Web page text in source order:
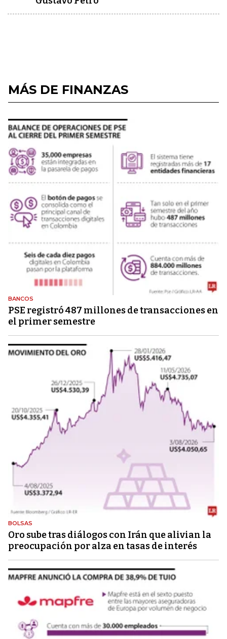
MÁS DE FINANZAS
BANCOS
PSE registró 487 millones de transacciones en
el primer semestre
BOLSAS
Oro sube tras diálogos con Irán que alivian la
preocupación por alza en tasas de interés